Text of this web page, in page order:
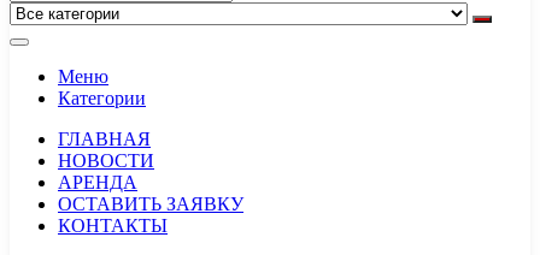
Меню
Категории
ГЛАВНАЯ
НОВОСТИ
АРЕНДА
ОСТАВИТЬ ЗАЯВКУ
КОНТАКТЫ